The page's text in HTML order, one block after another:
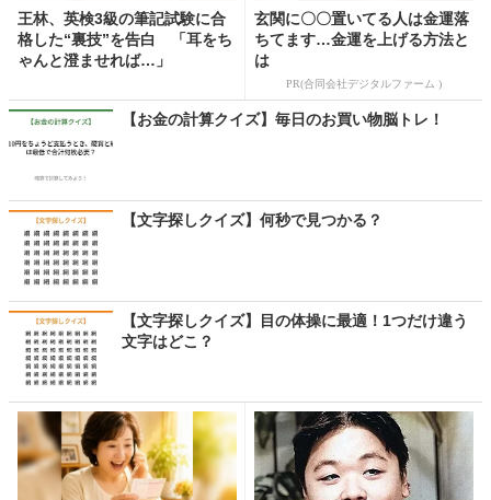
王林、英検3級の筆記試験に合
格した“裏技”を告白 「耳をち
ゃんと澄ませれば…」
玄関に〇〇置いてる人は金運落
ちてます…金運を上げる方法と
は
PR(合同会社デジタルファーム )
【お金の計算クイズ】毎日のお買い物脳トレ！
【文字探しクイズ】何秒で見つかる？
【文字探しクイズ】目の体操に最適！1つだけ違う
文字はどこ？